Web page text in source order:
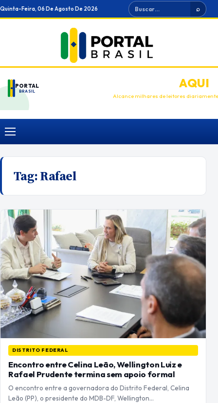
Ir
para
Quinta-Feira, 06 De Agosto De 2026 Buscar ⌕
PORTAL
BRASIL
ANUNCIEAQUI
Alcance milhares de leitores diariamente
Menu
Tag:Rafael
DISTRITO FEDERAL
Encontro entre Celina Leão, Wellington Luiz e
Rafael Prudente termina sem apoio formal
O encontro entre a governadora do Distrito Federal, Celina
Leão (PP), o presidente do MDB-DF, Wellington…